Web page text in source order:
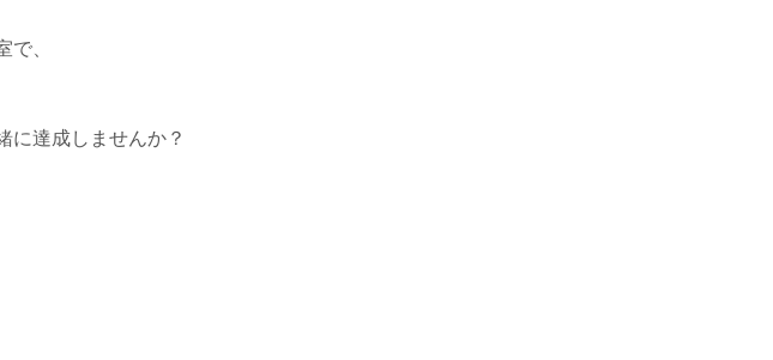
で、
に達成しませんか？